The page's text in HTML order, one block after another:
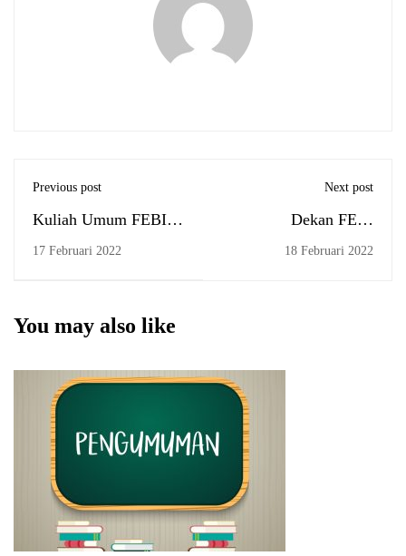
Previous post
Kuliah Umum FEBI:
Ekosistem Kesehatan
17 Februari 2022
Next post
Dekan FEBI
Menerima Vaksinasi
18 Februari 2022
You may also like